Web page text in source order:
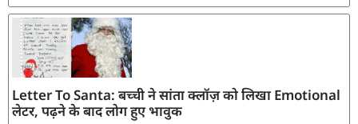
Letter To Santa: बच्ची ने सांता क्लॉज़ को लिखा Emotional
लेटर, पढ़ने के बाद लोग हुए भावुक